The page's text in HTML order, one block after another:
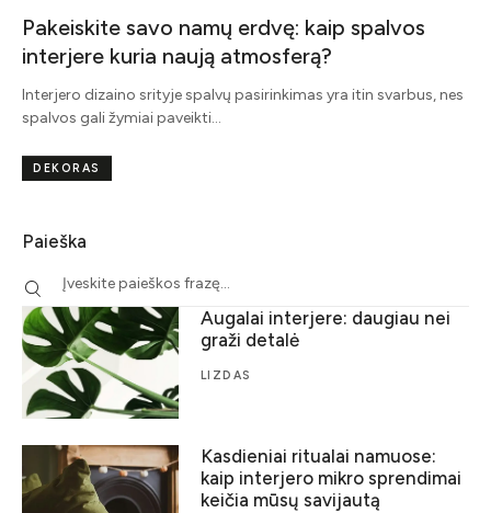
Pakeiskite savo namų erdvę: kaip spalvos
interjere kuria naują atmosferą?
Interjero dizaino srityje spalvų pasirinkimas yra itin svarbus, nes
spalvos gali žymiai paveikti…
DEKORAS
Paieška
Augalai interjere: daugiau nei
graži detalė
LIZDAS
Kasdieniai ritualai namuose:
kaip interjero mikro sprendimai
keičia mūsų savijautą